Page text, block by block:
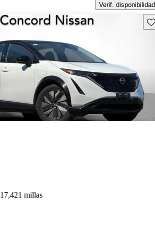
Verif. disponibilidad
17,421 millas